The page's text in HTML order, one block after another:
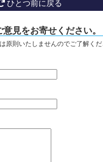
ひとつ前に戻る
見をお寄せください。
原則いたしませんのでご了解く